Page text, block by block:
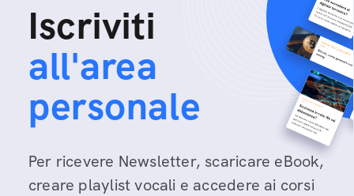
Iscriviti
all'area
personale
Per ricevere Newsletter, scaricare eBook,
creare playlist vocali e accedere ai corsi